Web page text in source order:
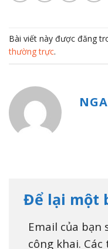
Bài viết này được đăng
thường trực.
Để lại một
Email của bạn
công khai.